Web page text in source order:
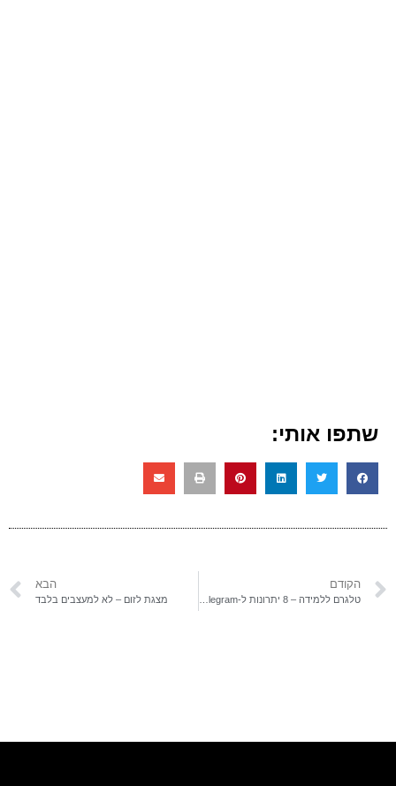
שתפו אותי:
הקודם הבא
מצגת לזום – לא למעצבים בלבד